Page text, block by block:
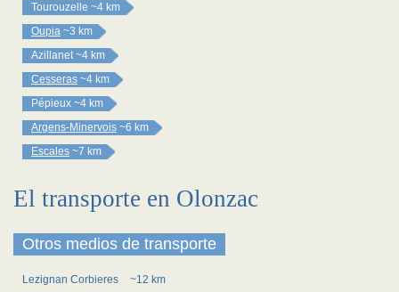
Tourouzelle ~4 km
Oupia ~3 km
Azillanet ~4 km
Cesseras ~4 km
Pépieux ~4 km
Argens-Minervois ~6 km
Escales ~7 km
El transporte en Olonzac
Otros medios de transporte
Lezignan Corbieres
~12 km